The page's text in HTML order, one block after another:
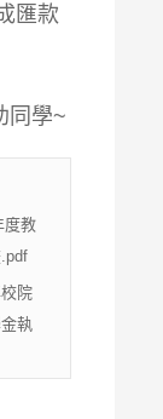
匯款
同學~
度教
院
執